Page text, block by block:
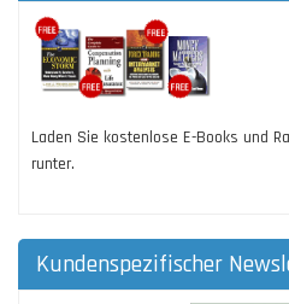
Laden Sie kostenlose E-Books und
runter.
Kundenspezifischer